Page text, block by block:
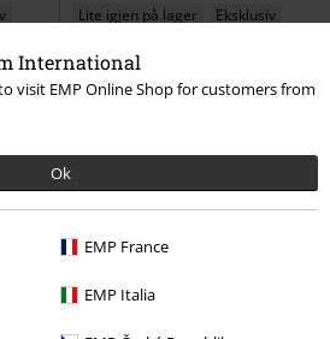
International
visit EMP Online Shop for customers from
Ok
EMP France
EMP Italia
Lite igjen på lager Eksklusiv
kr 799,00
Strikket Genser med Hette og